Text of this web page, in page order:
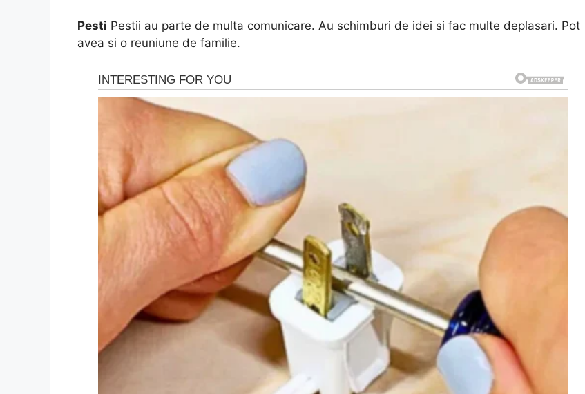
Pesti Pestii au parte de multa comunicare. Au schimburi de idei si fac multe deplasari. Pot
avea si o reuniune de familie.